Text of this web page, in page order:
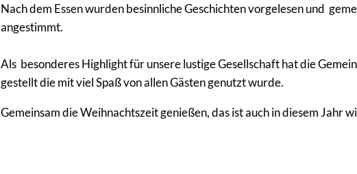
Nach dem Essen wurden besinnliche Geschichten vorgelesen und
angestimmt.
Als besonderes Highlight für unsere lustige Gesellschaft hat die
gestellt die mit viel Spaß von allen Gästen genutzt wurde.
Gemeinsam die Weihnachtszeit genießen, das ist auch in diesem Jahr